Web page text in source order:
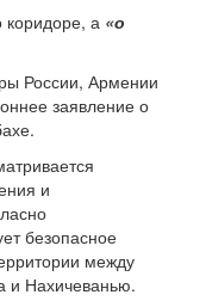
коридоре, а «о
России, Армении
заявление о
и
безопасное
между
и Нахичеванью.